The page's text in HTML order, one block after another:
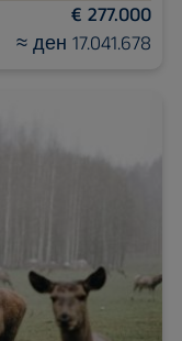
€ 277.000
≈ ден 17.041.678